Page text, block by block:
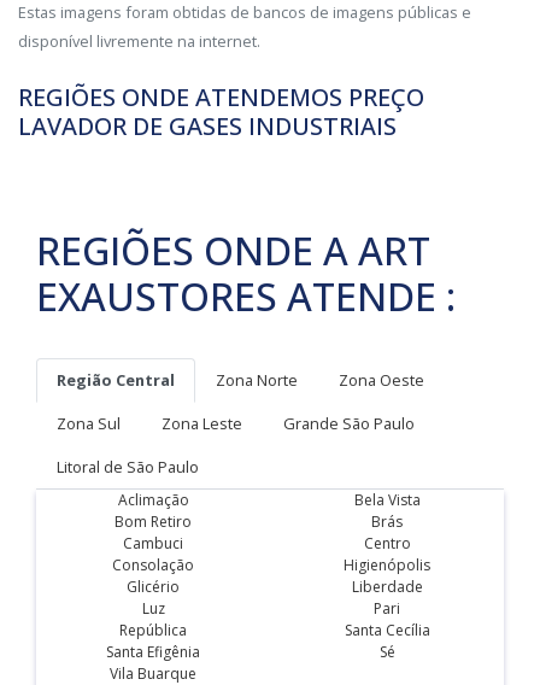
Estas imagens foram obtidas de bancos de imagens públicas e
disponível livremente na internet.
REGIÕES ONDE ATENDEMOS PREÇO
LAVADOR DE GASES INDUSTRIAIS
REGIÕES ONDE A ART
EXAUSTORES ATENDE :
Região Central Zona Norte
Zona Oeste
Zona Sul
Zona Leste
Grande São Paulo
Litoral de São Paulo
Aclimação
Bela Vista
Bom Retiro
Brás
Cambuci
Centro
Consolação
Higienópolis
Glicério
Liberdade
Luz
Pari
República
Santa Cecília
Santa Efigênia
Sé
Vila Buarque